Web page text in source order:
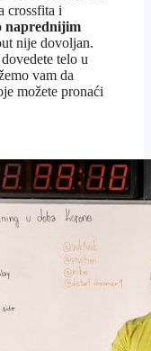
crossfita i
naprednijim
nije dovoljan.
telo u
vam da
možete pronaći